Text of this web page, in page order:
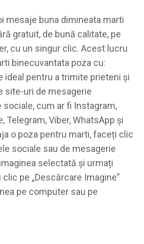
mesaje buna dimineata marti
gratuit, de bună calitate, pe
cu un singur clic. Acest lucru
binecuvantata poza cu:
ideal pentru a trimite prieteni și
site-uri de mesagerie
cum ar fi Instagram,
Telegram, Viber, WhatsApp și
o poza pentru marti, faceți clic
sociale sau de mesagerie
selectată și urmați
pe „Descărcare Imagine”
pe computer sau pe